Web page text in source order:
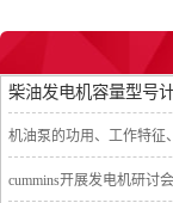
柴油发电机容量型号
机油泵的功用、工作特征